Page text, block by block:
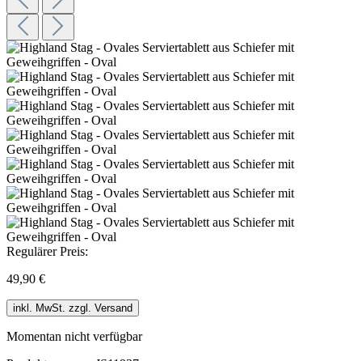
Regulärer Preis:
49,90 €
inkl. MwSt. zzgl. Versand
Momentan nicht verfügbar